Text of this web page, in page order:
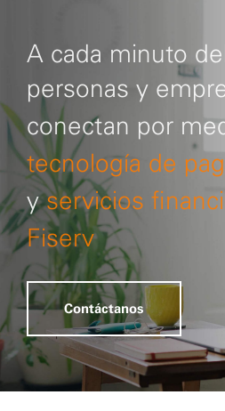
A cada minuto
personas y
conectan por
tecnología de
yservicios
Fiserv
Contáctanos